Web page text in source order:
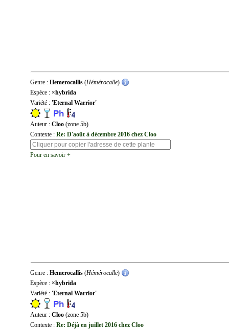
Genre : Hemerocallis (Hémérocalle)
Espèce : ×hybrida
Variété : 'Eternal Warrior'
Auteur : Cloo (zone 5b)
Contexte : Re: D'août à décembre 2016 chez Cloo
Pour en savoir +
Genre : Hemerocallis (Hémérocalle)
Espèce : ×hybrida
Variété : 'Eternal Warrior'
Auteur : Cloo (zone 5b)
Contexte : Re: Déjà en juillet 2016 chez Cloo